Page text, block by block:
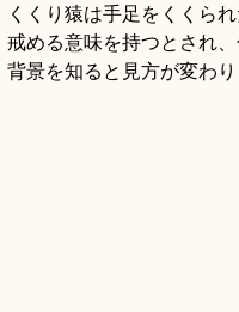
くくり猿は手足をくくら
戒める意味を持つとされ
背景を知ると見方が変わり